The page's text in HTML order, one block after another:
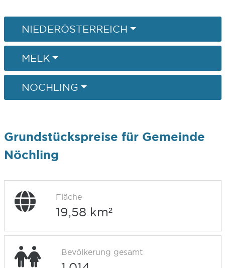
NIEDERÖSTERREICH
MELK
NÖCHLING
Grundstückspreise für Gemeinde
Nöchling
Fläche
19,58 km²
Bevölkerung gesamt